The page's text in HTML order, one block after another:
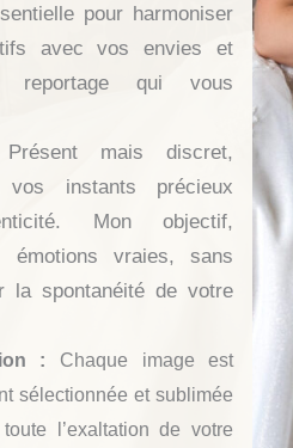
pour harmoniser
avec vos envies et
reportage qui vous
mais discret,
vos instants précieux
Mon objectif,
émotions vraies, sans
la spontanéité de votre
: Chaque image est
sélectionnée et sublimée
l’exaltation de votre